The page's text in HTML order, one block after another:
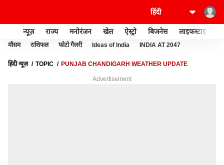
न्यूज़ राज्य मनोरंजन खेल ऐस्ट्रो बिजनेस लाइफस्टाइल
मौसम राशिफल फोटो गैलरी Ideas of India INDIA AT 2047
हिंदी न्यूज़ TOPIC PUNJAB CHANDIGARH WEATHER UPDATE
Advertisement